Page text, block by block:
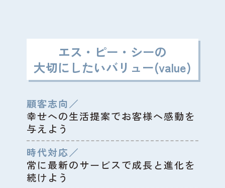
エス・ピー・シーの
大切にしたいバリュー(value)
顧客志向 ／
幸せへの生活提案でお客様へ感動を
与えよう
時代対応／
常に最新のサービスで成長と進化を
続けよう